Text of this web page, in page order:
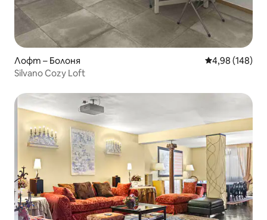
Лофт – Болоня Средна
4,98 (148)
Silvano Cozy Loft